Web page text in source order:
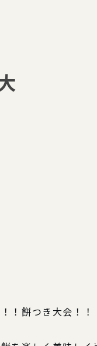
！餅つき大会！！